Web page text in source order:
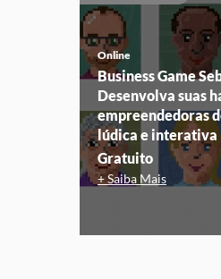
Online
Business Game Sebrae/SC:
Desenvolva suas
empreendedoras
lúdica e interativa
Gratuito
+ Saiba Mais